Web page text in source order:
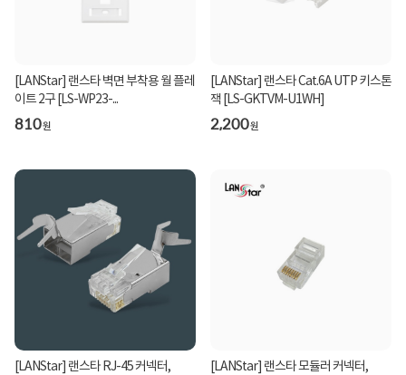
[LANStar] 랜스타 벽면 부착용 월 플레
이트 2구 [LS-WP23-...
810원
[LANStar] 랜스타 Cat.6A UTP 키스톤
잭 [LS-GKTVM-U1WH]
2,200원
[LANStar] 랜스타 RJ-45 커넥터,
[LANStar] 랜스타 모듈러 커넥터,